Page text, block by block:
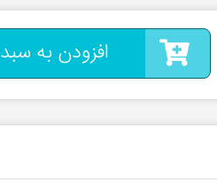
افزودن به سبد